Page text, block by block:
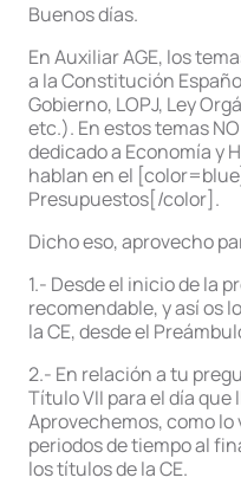
Buenos días.
En Auxiliar AGE, los
a la Constitución
Gobierno, LOPJ, Ley
etc.). En estos temas
dedicado a Economía y
hablan en el
Presupuestos[/color].
Dicho eso, aprovecho
1.- Desde el inicio de la
recomendable, y así os
la CE, desde el
2.- En relación a tu
Título VII para el día que
Aprovechemos, como
periodos de tiempo al
los títulos de la CE.